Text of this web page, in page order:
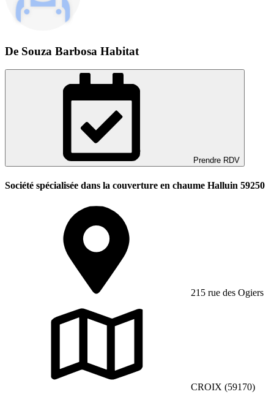
De Souza Barbosa Habitat
Prendre RDV
Société spécialisée dans la couverture en chaume Halluin 59250
215 rue des Ogiers
CROIX (59170)